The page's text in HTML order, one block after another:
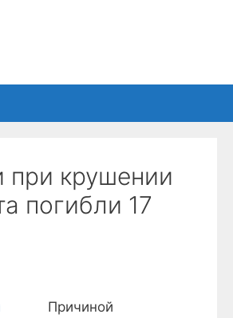
при крушении
погибли 17
Причиной